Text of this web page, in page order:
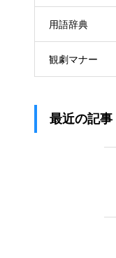
用語辞典
観劇マナー
最近の記事